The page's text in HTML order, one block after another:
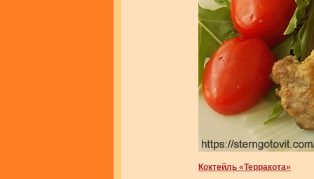
Коктейль «Терракота»